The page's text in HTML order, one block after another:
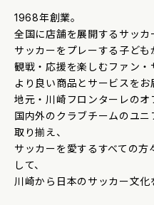
1968年創業。
全国に店舗を展開するサッカ
サッカーをプレーする子ども
観戦・応援を楽しむファン・
より良い商品とサービスをお
地元・川崎フロンターレのオ
国内外のクラブチームのユ
取り揃え、
サッカーを愛するすべての方
して、
川崎から日本のサッカー文化